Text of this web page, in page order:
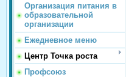
Организация питания в
образовательной
организации
Ежедневное меню
Центр Точка роста
Профсоюз